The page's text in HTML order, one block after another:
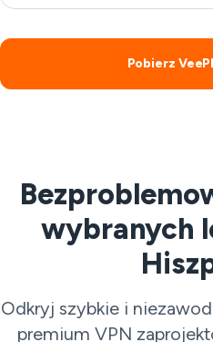
Pobierz
wybranych
Odkryj szybkie i
premium VPN